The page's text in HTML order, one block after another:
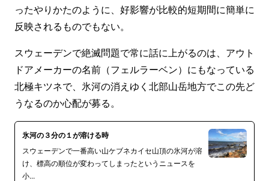
ったやりかたのように、好影響が比較的短期間に簡単に
反映されるものでもない。
スウェーデンで絶滅問題で常に話に上がるのは、アウト
ドアメーカーの名前（フェルラーベン）にもなっている
北極キツネで、氷河の消えゆく北部山岳地方でこの先ど
うなるのか心配が募る。
氷河の３分の１が溶ける時
スウェーデンで一番高い山ケブネカイセ山頂の氷河が溶
け、標高の順位が変わってしまったというニュースを
小...